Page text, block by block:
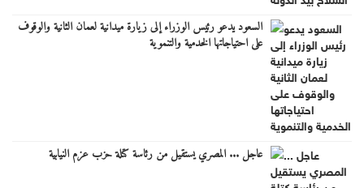
السعود يدعو رئيس الوزراء إلى زيارة ميدانية لعمان الثانية والوقوف
على احتياجاتها الخدمية والتنموية
عاجل ... المصري يستقيل من رئاسة كتلة حزب عزم النيابية